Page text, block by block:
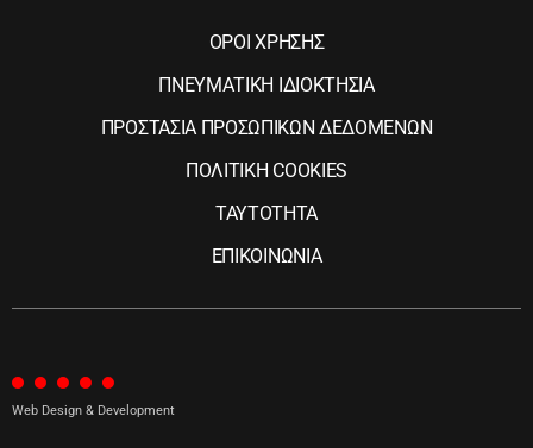
ΟΡΟΙ ΧΡΗΣΗΣ
ΠΝΕΥΜΑΤΙΚΗ ΙΔΙΟΚΤΗΣΙΑ
ΠΡΟΣΤΑΣΙΑ ΠΡΟΣΩΠΙΚΩΝ ΔΕΔΟΜΕΝΩΝ
ΠΟΛΙΤΙΚΗ COOKIES
ΤΑΥΤΟΤΗΤΑ
ΕΠΙΚΟΙΝΩΝΙΑ
Web Design & Development